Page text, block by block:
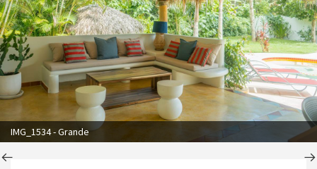
IMG_1534 - Grande